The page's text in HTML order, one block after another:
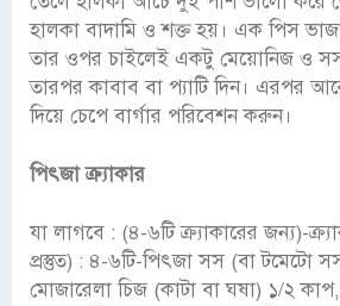
হালকা বাদামি ও শক্ত হয়। এক পিস
তার ওপর চাইলেই একটু মেয়োনিজ ও সস
তারপর কাবাব বা প্যাটি দিন। এরপর
দিয়ে চেপে বার্গার পরিবেশন করুন।
পিৎজা ক্র্যাকার
যা লাগবে : (৪-৬টি ক্র্যাকারের জন্য)-
প্রস্তুত) : ৪-৬টি-পিৎজা সস (বা টমেটো
মোজারেলা চিজ (কাটা বা ঘষা) ১/২